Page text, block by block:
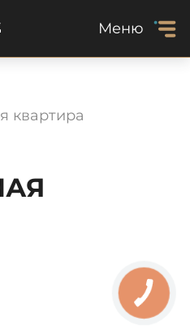
Меню
квартира